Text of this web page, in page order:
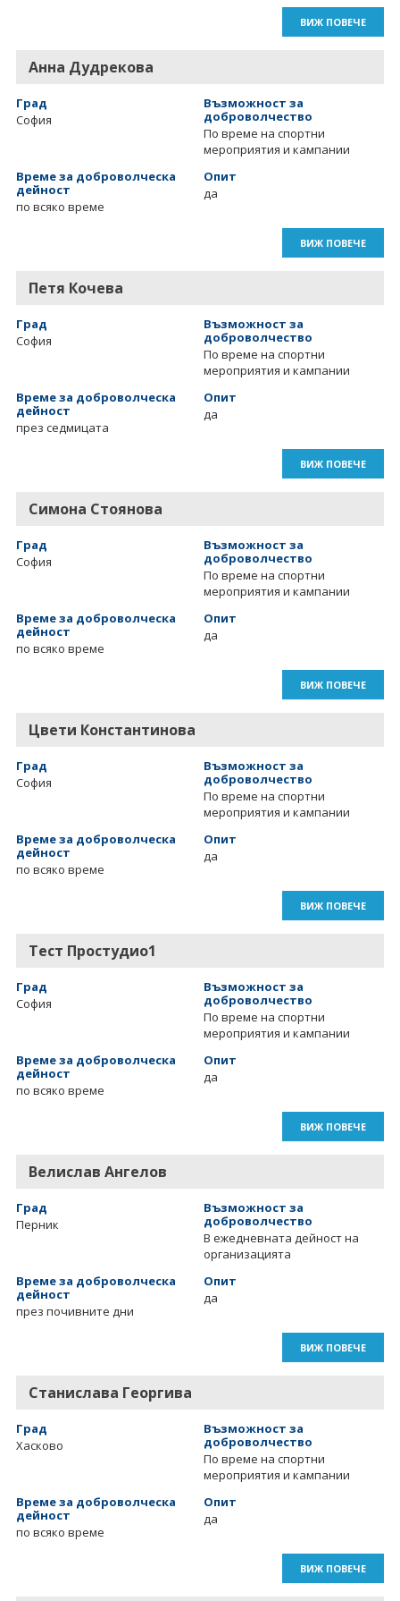
ВИЖ ПОВЕЧЕ
Анна Дудрекова
Град
София
Възможност за
доброволчество
По време на спортни
мероприятия и кампании
Време за доброволческа
дейност
по всяко време
Опит
да
ВИЖ ПОВЕЧЕ
Петя Кочева
Град
София
Възможност за
доброволчество
По време на спортни
мероприятия и кампании
Време за доброволческа
дейност
през седмицата
Опит
да
ВИЖ ПОВЕЧЕ
Симона Стоянова
Град
София
Възможност за
доброволчество
По време на спортни
мероприятия и кампании
Време за доброволческа
дейност
по всяко време
Опит
да
ВИЖ ПОВЕЧЕ
Цвети Константинова
Град
София
Възможност за
доброволчество
По време на спортни
мероприятия и кампании
Време за доброволческа
дейност
по всяко време
Опит
да
ВИЖ ПОВЕЧЕ
Тест Простудио1
Град
София
Възможност за
доброволчество
По време на спортни
мероприятия и кампании
Време за доброволческа
дейност
по всяко време
Опит
да
ВИЖ ПОВЕЧЕ
Велислав Ангелов
Град
Перник
Възможност за
доброволчество
В ежедневната дейност на
организацията
Време за доброволческа
дейност
през почивните дни
Опит
да
ВИЖ ПОВЕЧЕ
Станислава Георгива
Град
Хасково
Възможност за
доброволчество
По време на спортни
мероприятия и кампании
Време за доброволческа
дейност
по всяко време
Опит
да
ВИЖ ПОВЕЧЕ